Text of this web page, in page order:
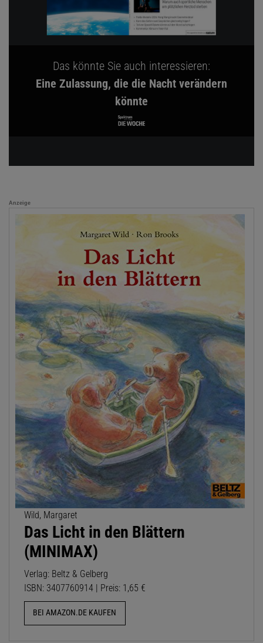
Das könnte Sie auch interessieren:
Eine Zulassung, die die Nacht verändern
könnte
Anzeige
Wild, Margaret
Das Licht in den Blättern
(MINIMAX)
Verlag: Beltz & Gelberg
ISBN: 3407760914 | Preis: 1,65 €
BEI AMAZON.DE KAUFEN